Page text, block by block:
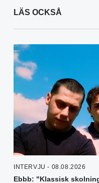
LÄS OCKSÅ
INTERVJU - 08.08.2026
Ebbb: "Klassisk